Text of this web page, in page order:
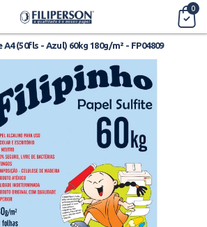
0
(50fls - Azul) 60kg 180g/m² - FP04809